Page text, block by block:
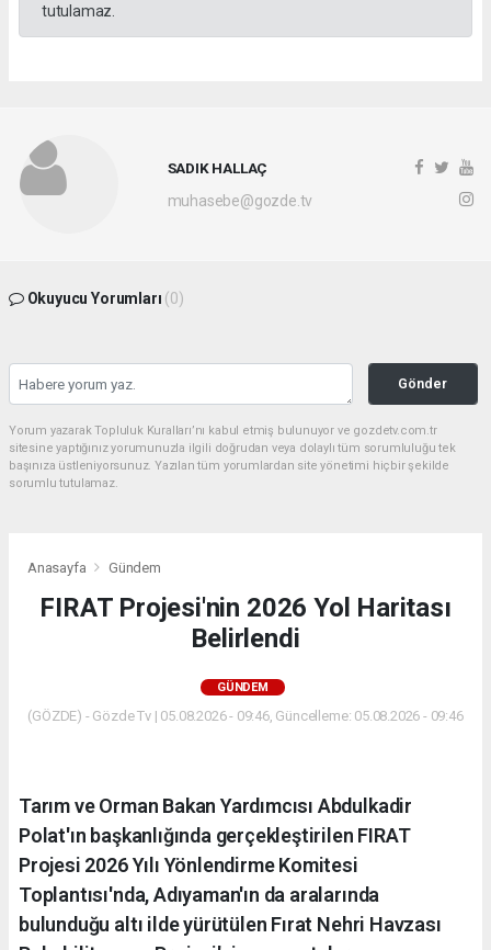
tutulamaz.
SADIK HALLAÇ
muhasebe@gozde.tv
Okuyucu Yorumları (0)
Gönder
Yorum yazarak Topluluk Kuralları’nı kabul etmiş bulunuyor ve gozdetv.com.tr
sitesine yaptığınız yorumunuzla ilgili doğrudan veya dolaylı tüm sorumluluğu tek
başınıza üstleniyorsunuz. Yazılan tüm yorumlardan site yönetimi hiçbir şekilde
sorumlu tutulamaz.
Anasayfa Gündem
FIRAT Projesi'nin 2026 Yol Haritası
Belirlendi
GÜNDEM
(GÖZDE) - Gözde Tv | 05.08.2026 - 09:46, Güncelleme: 05.08.2026 - 09:46
Tarım ve Orman Bakan Yardımcısı Abdulkadir
Polat'ın başkanlığında gerçekleştirilen FIRAT
Projesi 2026 Yılı Yönlendirme Komitesi
Toplantısı'nda, Adıyaman'ın da aralarında
bulunduğu altı ilde yürütülen Fırat Nehri Havzası